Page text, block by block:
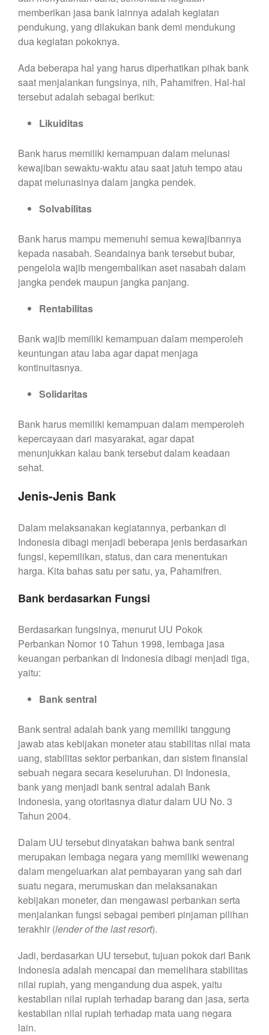
memberikan jasa bank lainnya adalah kegiatan
pendukung, yang dilakukan bank demi mendukung
dua kegiatan pokoknya.
Ada beberapa hal yang harus diperhatikan pihak bank
saat menjalankan fungsinya, nih, Pahamifren. Hal-hal
tersebut adalah sebagai berikut:
Likuiditas
Bank harus memiliki kemampuan dalam melunasi
kewajiban sewaktu-waktu atau saat jatuh tempo atau
dapat melunasinya dalam jangka pendek.
Solvabilitas
Bank harus mampu memenuhi semua kewajibannya
kepada nasabah. Seandainya bank tersebut bubar,
pengelola wajib mengembalikan aset nasabah dalam
jangka pendek maupun jangka panjang.
Rentabilitas
Bank wajib memiliki kemampuan dalam memperoleh
keuntungan atau laba agar dapat menjaga
kontinuitasnya.
Solidaritas
Bank harus memiliki kemampuan dalam memperoleh
kepercayaan dari masyarakat, agar dapat
menunjukkan kalau bank tersebut dalam keadaan
sehat.
Jenis-Jenis Bank
Dalam melaksanakan kegiatannya, perbankan di
Indonesia dibagi menjadi beberapa jenis berdasarkan
fungsi, kepemilikan, status, dan cara menentukan
harga. Kita bahas satu per satu, ya, Pahamifren.
Bank berdasarkan Fungsi
Berdasarkan fungsinya, menurut UU Pokok
Perbankan Nomor 10 Tahun 1998, lembaga jasa
keuangan perbankan di Indonesia dibagi menjadi tiga,
yaitu:
Bank sentral
Bank sentral adalah bank yang memiliki tanggung
jawab atas kebijakan moneter atau stabilitas nilai mata
uang, stabilitas sektor perbankan, dan sistem finansial
sebuah negara secara keseluruhan. Di Indonesia,
bank yang menjadi bank sentral adalah Bank
Indonesia, yang otoritasnya diatur dalam UU No. 3
Tahun 2004.
Dalam UU tersebut dinyatakan bahwa bank sentral
merupakan lembaga negara yang memiliki wewenang
dalam mengeluarkan alat pembayaran yang sah dari
suatu negara, merumuskan dan melaksanakan
kebijakan moneter, dan mengawasi perbankan serta
menjalankan fungsi sebagai pemberi pinjaman pilihan
terakhir (lender of the last resort).
Jadi, berdasarkan UU tersebut, tujuan pokok dari Bank
Indonesia adalah mencapai dan memelihara stabilitas
nilai rupiah, yang mengandung dua aspek, yaitu
kestabilan nilai rupiah terhadap barang dan jasa, serta
kestabilan nilai rupiah terhadap mata uang negara
lain.